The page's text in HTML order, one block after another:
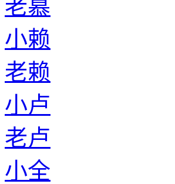
老慕
小赖
老赖
小卢
老卢
小全